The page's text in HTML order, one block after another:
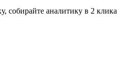
собирайте аналитику в 2 клика